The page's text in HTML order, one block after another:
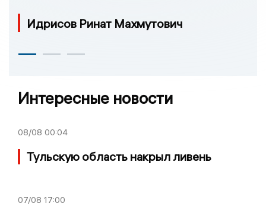
Идрисов Ринат Махмутович
Интересные новости
08/08 00:04
Тульскую область накрыл ливень
07/08 17:00